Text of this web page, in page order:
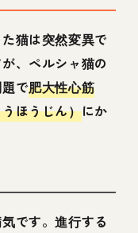
猫は突然変異で
、ペルシャ猫の
で肥大性心筋
ほうじん）にか
です。進行する